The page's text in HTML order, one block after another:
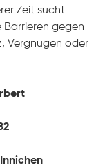
Zeit sucht
Barrieren gegen
Vergnügen oder